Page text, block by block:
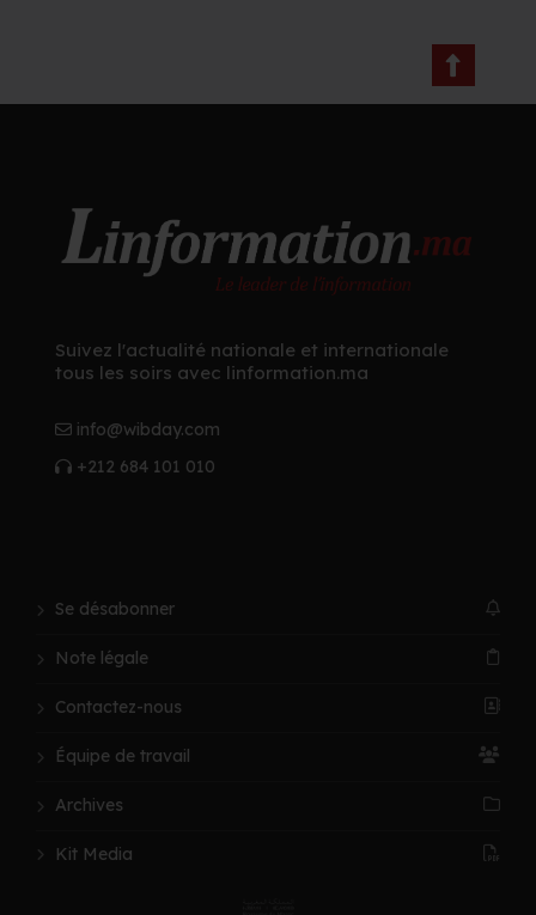
Suivez l'actualité nationale et internationale
tous les soirs avec linformation.ma
info@wibday.com
+212 684 101 010
Se désabonner
Note légale
Contactez-nous
Équipe de travail
Archives
Kit Media